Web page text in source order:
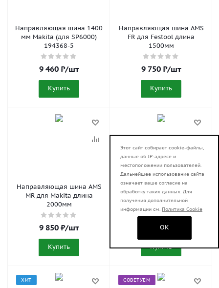
Направляющая шина 1400
мм Makita (для SP6000)
194368-5
9 460₽/шт
Купить
Направляющая шина AMS
FR для Festool длина
1500мм
9 750₽/шт
Купить
Направляющая шина AMS
MR для Makita длина
2000мм
9 850₽/шт
Купить
Направляющая шина AMS
FR для Festool длина
2000мм
12 950₽
Купить
ХИТ СОВЕТУЕМ
Этот сайт собирает cookie-файлы,
данные об IP-адресе и
местоположении пользователей.
Дальнейшее использование сайта
означает ваше согласие на
обработку таких данных. Для
получения дополнительной
информации см. Политика Cookie
OK